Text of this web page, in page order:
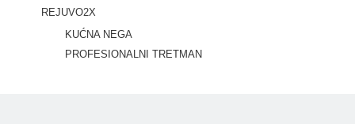
REJUVO2X
KUĆNA NEGA
PROFESIONALNI TRETMAN